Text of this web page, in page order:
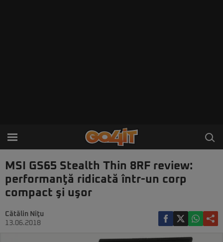
MSI GS65 Stealth Thin 8RF review:
performanţă ridicată într-un corp
compact şi uşor
Cătălin Niţu
13.06.2018